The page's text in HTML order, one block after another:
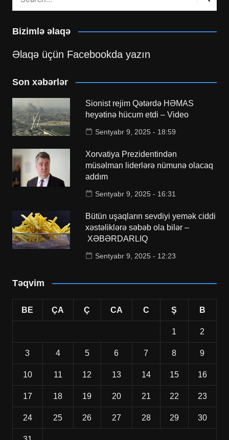
Bizimlə əlaqə
Əlaqə üçün Facebookda yazın
Son xəbərlər
Sionist rejim Qətərdə HƏMAS
heyətinə hücum etdi – Video
Sentyabr 9, 2025 - 18:59
Xorvatiya Prezidentindən
müsəlman liderlərə nümunə olacaq
addım
Sentyabr 9, 2025 - 16:31
Bütün uşaqların sevdiyi yemək ciddi
xəstəliklərə səbəb ola bilər –
XƏBƏRDARLIQ
Sentyabr 9, 2025 - 12:23
Təqvim
BE ÇA Ç CA C Ş B
1 2
3 4 5 6 7 8 9
10 11 12 13 14 15 16
17 18 19 20 21 22 23
24 25 26 27 28 29 30